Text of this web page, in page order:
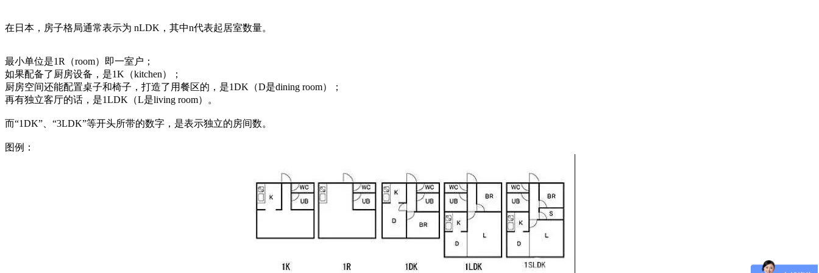
在日本，房子格局通常表示为 nLDK，其中n代表起居室数量。
最小单位是1R（room）即一室户；
如果配备了厨房设备，是1K（kitchen）；
厨房空间还能配置桌子和椅子，打造了用餐区的，是1DK（D是dining room）；
再有独立客厅的话，是1LDK（L是living room）。
而“1DK”、“3LDK”等开头所带的数字，是表示独立的房间数。
图例：